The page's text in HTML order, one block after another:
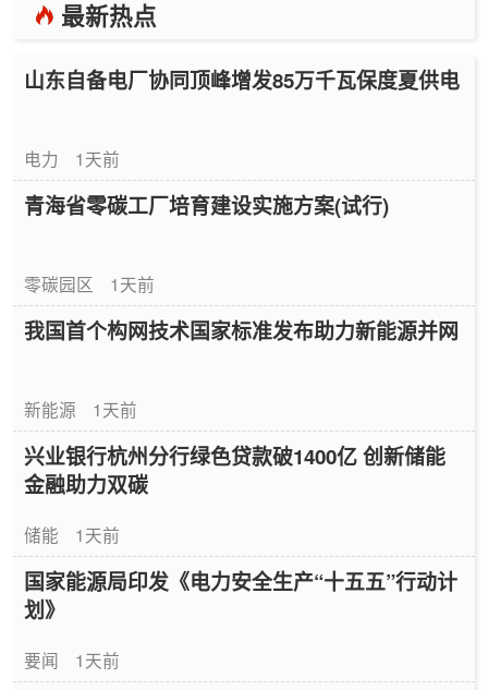
最新热点
山东自备电厂协同顶峰增发85万千瓦保度夏供电
电力 1天前
青海省零碳工厂培育建设实施方案(试行)
零碳园区 1天前
我国首个构网技术国家标准发布助力新能源并网
新能源 1天前
兴业银行杭州分行绿色贷款破1400亿 创新储能
金融助力双碳
储能 1天前
国家能源局印发《电力安全生产“十五五”行动计
划》
要闻 1天前